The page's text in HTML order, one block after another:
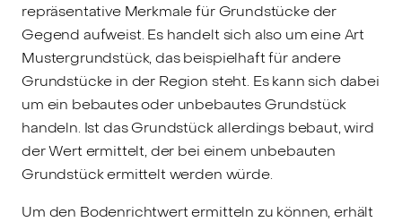
repräsentative Merkmale für Grundstücke der
Gegend aufweist. Es handelt sich also um eine Art
Mustergrundstück, das beispielhaft für andere
Grundstücke in der Region steht. Es kann sich dabei
um ein bebautes oder unbebautes Grundstück
handeln. Ist das Grundstück allerdings bebaut, wird
der Wert ermittelt, der bei einem unbebauten
Grundstück ermittelt werden würde.
Um den Bodenrichtwert ermitteln zu können, erhält